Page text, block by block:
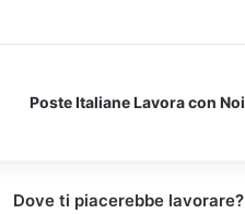
Poste Italiane Lavora con Noi
Dove ti piacerebbe lavorare?